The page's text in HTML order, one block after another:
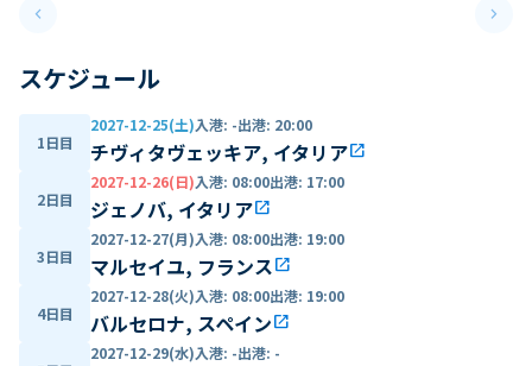
keyboard_arrow_leftPrevious slide keyboard_arrow_right
スケジュール
1日目
2027-12-25(土)入港: -出港: 20:00
チヴィタヴェッキア, イタリアopen_in_new
2日目
2027-12-26(日)入港: 08:00出港: 17:00
ジェノバ, イタリアopen_in_new
3日目
2027-12-27(月)入港: 08:00出港: 19:00
マルセイユ, フランスopen_in_new
4日目
2027-12-28(火)入港: 08:00出港: 19:00
バルセロナ, スペインopen_in_new
2027-12-29(水)入港: -出港: -